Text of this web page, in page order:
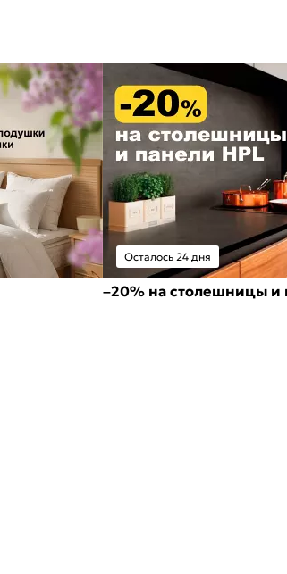
Осталось 24 дня
–20% на столешницы и